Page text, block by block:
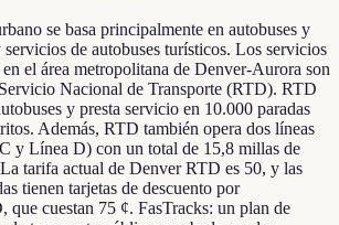
se basa principalmente en autobuses y
de autobuses turísticos. Los servicios
el área metropolitana de Denver-Aurora son
Nacional de Transporte (RTD). RTD
y presta servicio en 10.000 paradas
Además, RTD también opera dos líneas
y Línea D) con un total de 15,8 millas de
tarifa actual de Denver RTD es 50, y las
tienen tarjetas de descuento por
que cuestan 75 ¢. FasTracks: un plan de